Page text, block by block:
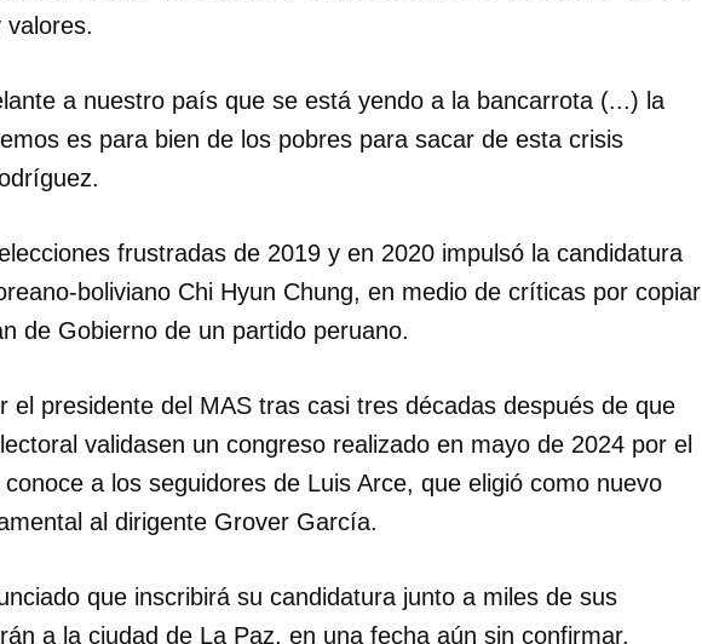
guardar como favorito, primero has de iniciar sesión con tu
INICIAR SESIÓN CANCELAR
valores.
a nuestro país que se está yendo a la bancarrota (...) la
es para bien de los pobres para sacar de esta crisis
frustradas de 2019 y en 2020 impulsó la candidatura
boliviano Chi Hyun Chung, en medio de críticas por copiar
de Gobierno de un partido peruano.
el presidente del MAS tras casi tres décadas después de que
validasen un congreso realizado en mayo de 2024 por el
a los seguidores de Luis Arce, que eligió como nuevo
al dirigente Grover García.
que inscribirá su candidatura junto a miles de sus
a la ciudad de La Paz, en una fecha aún sin confirmar.